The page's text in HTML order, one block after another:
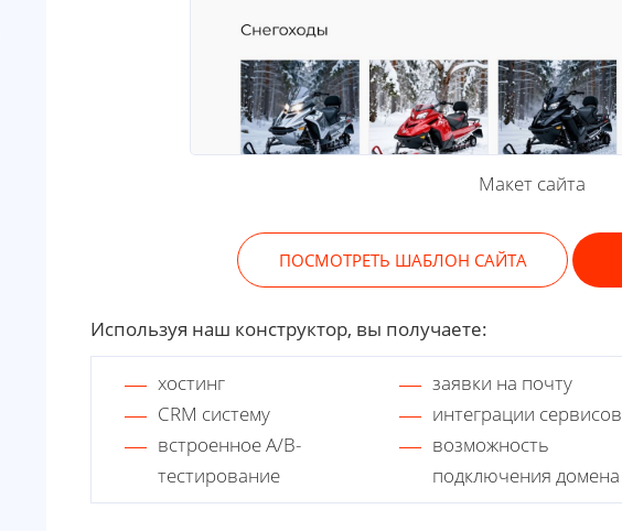
Макет сайта
ПОСМОТРЕТЬ ШАБЛОН САЙТА
Используя наш конструктор, вы получаете:
хостинг
заявки на почту
CRM систему
интеграции сервисов
встроенное A/B-
тестирование
возможность
подключения домена